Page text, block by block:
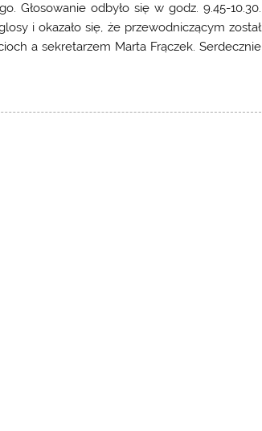
Głosowanie odbyło się w godz. 9.45-10.30.
i okazało się, że przewodniczącym został
a sekretarzem Marta Frączek. Serdecznie